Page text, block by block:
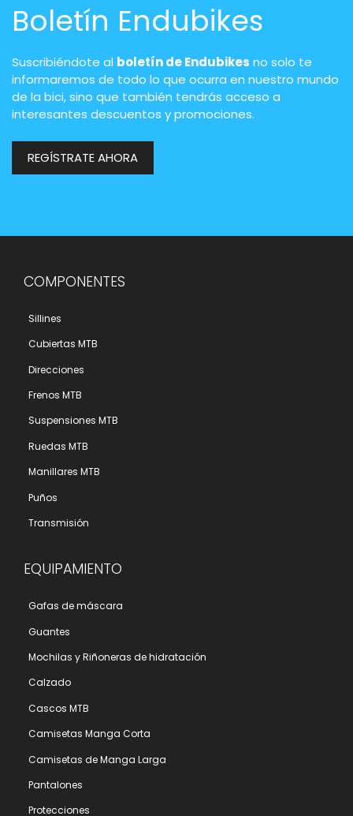
Boletín Endubikes
Suscribiéndote al boletín de Endubikes no solo te
informaremos de todo lo que ocurra en nuestro mundo
de la bici, sino que también tendrás acceso a
interesantes descuentos y promociones.
REGÍSTRATE AHORA
COMPONENTES
Sillines
Cubiertas MTB
Direcciones
Frenos MTB
Suspensiones MTB
Ruedas MTB
Manillares MTB
Puños
Transmisión
EQUIPAMIENTO
Gafas de máscara
Guantes
Mochilas y Riñoneras de hidratación
Calzado
Cascos MTB
Camisetas Manga Corta
Camisetas de Manga Larga
Pantalones
Protecciones